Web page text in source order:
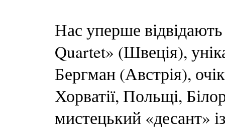
Нас уперше
Quartet» (Швеція),
Бергман (Австрія),
Хорватії, Польщі,
мистецький «десант»